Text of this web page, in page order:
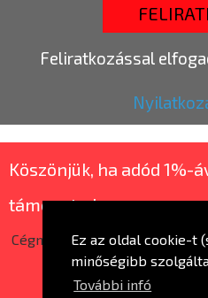
Ez az oldal cookie-t
minőségibb
További infó
Feliratkozással
Köszönjük, ha adód 1%-
támogatod.
Cégnév: Tünet Nonprofit